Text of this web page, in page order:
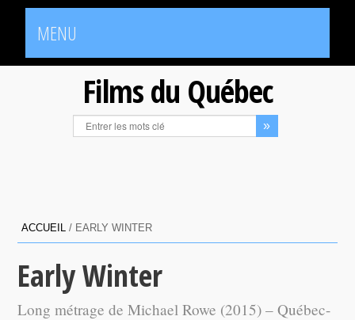
MENU
Films du Québec
ACCUEIL / EARLY WINTER
Early Winter
Long métrage de Michael Rowe (2015) – Québec-